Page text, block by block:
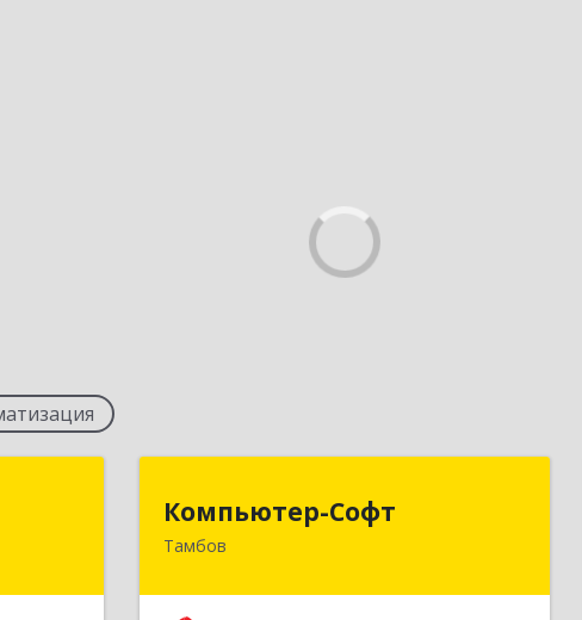
город
Компьютер-Софт
Тамбов
Компьютер-Софт
392000, Тамбовская обл, Тамбов г,